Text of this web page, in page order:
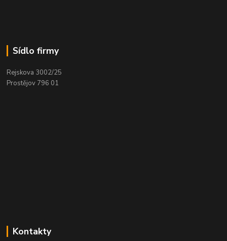
Sídlo firmy
Rejskova 3002/25
Prostějov 796 01
Kontakty